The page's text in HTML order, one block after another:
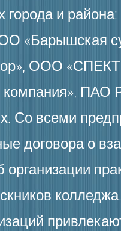
города и
«Барышская
ООО
компания», ПАО
Со всеми
договора о
организации